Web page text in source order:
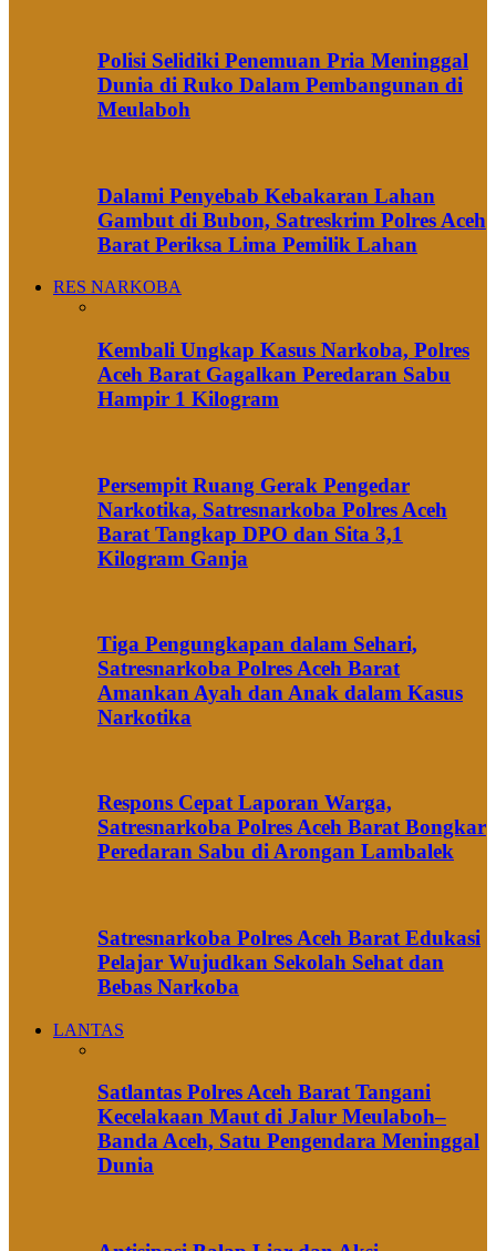
Polisi Selidiki Penemuan Pria Meninggal
Dunia di Ruko Dalam Pembangunan di
Meulaboh
Dalami Penyebab Kebakaran Lahan
Gambut di Bubon, Satreskrim Polres Aceh
Barat Periksa Lima Pemilik Lahan
RES NARKOBA
Kembali Ungkap Kasus Narkoba, Polres
Aceh Barat Gagalkan Peredaran Sabu
Hampir 1 Kilogram
Persempit Ruang Gerak Pengedar
Narkotika, Satresnarkoba Polres Aceh
Barat Tangkap DPO dan Sita 3,1
Kilogram Ganja
Tiga Pengungkapan dalam Sehari,
Satresnarkoba Polres Aceh Barat
Amankan Ayah dan Anak dalam Kasus
Narkotika
Respons Cepat Laporan Warga,
Satresnarkoba Polres Aceh Barat Bongkar
Peredaran Sabu di Arongan Lambalek
Satresnarkoba Polres Aceh Barat Edukasi
Pelajar Wujudkan Sekolah Sehat dan
Bebas Narkoba
LANTAS
Satlantas Polres Aceh Barat Tangani
Kecelakaan Maut di Jalur Meulaboh–
Banda Aceh, Satu Pengendara Meninggal
Dunia